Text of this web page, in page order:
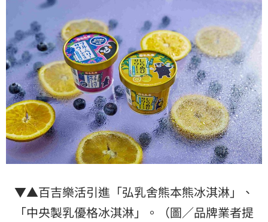
▼▲百吉樂活引進「弘乳舍熊本熊冰淇淋」、
「中央製乳優格冰淇淋」。（圖／品牌業者提